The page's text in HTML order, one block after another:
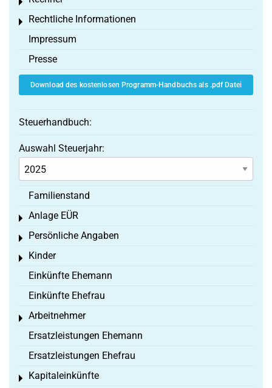
Toggle menu
Rechtliche Informationen
Toggle menu
Impressum
Presse
Download des kostenlosen Programm-Handbuchs als .pdf Datei
Steuerhandbuch:
Auswahl Steuerjahr:
Familienstand
Anlage EÜR
Toggle menu
Persönliche Angaben
Toggle menu
Kinder
Toggle menu
Einkünfte Ehemann
Einkünfte Ehefrau
Arbeitnehmer
Toggle menu
Ersatzleistungen Ehemann
Ersatzleistungen Ehefrau
Kapitaleinkünfte
Toggle menu